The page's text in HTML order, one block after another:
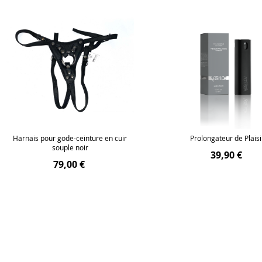
Harnais pour gode-ceinture en cuir
souple noir
79,00 €
Prolongateur de
39,90 €